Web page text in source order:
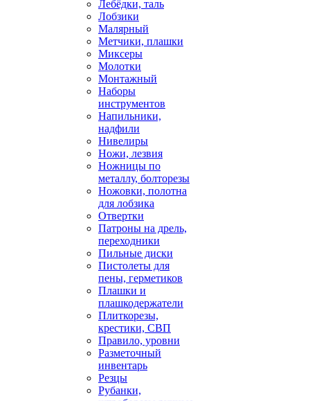
Лебёдки, таль
Лобзики
Малярный
Метчики, плашки
Миксеры
Молотки
Монтажный
Наборы
инструментов
Напильники,
надфили
Нивелиры
Ножи, лезвия
Ножницы по
металлу, болторезы
Ножовки, полотна
для лобзика
Отвертки
Патроны на дрель,
переходники
Пильные диски
Пистолеты для
пены, герметиков
Плашки и
плашкодержатели
Плиткорезы,
крестики, СВП
Правило, уровни
Разметочный
инвентарь
Резцы
Рубанки,